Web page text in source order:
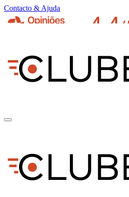
Contacto & Ajuda